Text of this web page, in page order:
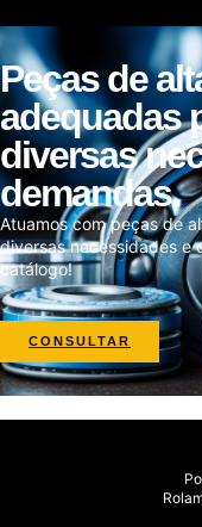
Peças de
adequadas
diversas
demandas.
Atuamos com peças de
diversas necessidades e
catálogo!
CONSULTAR